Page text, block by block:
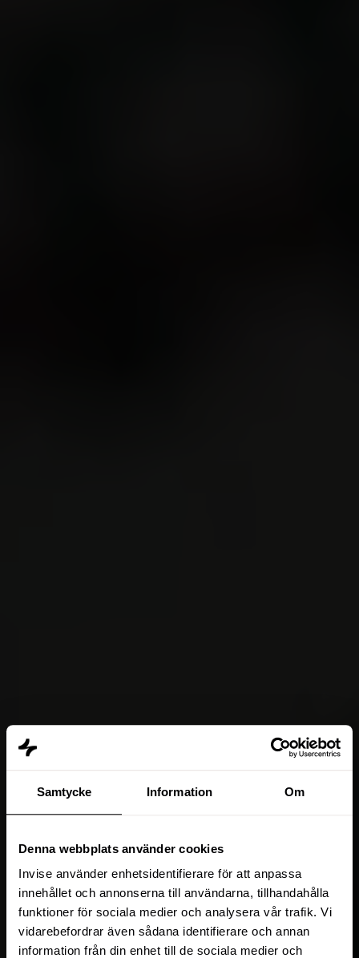
Samtycke Information Om
Denna webbplats använder cookies
Invise använder enhetsidentifierare för att anpassa
innehållet och annonserna till användarna, tillhandahålla
funktioner för sociala medier och analysera vår trafik. Vi
vidarebefordrar även sådana identifierare och annan
information från din enhet till de sociala medier och